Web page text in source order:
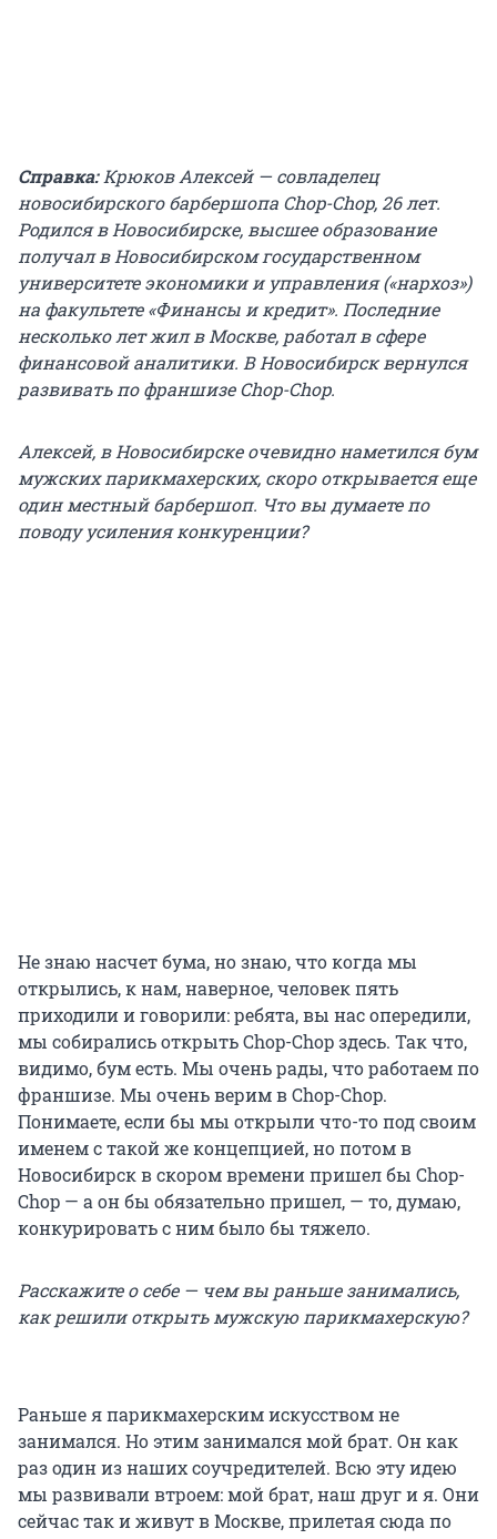
Справка:Крюков Алексей — совладелец
новосибирского барбершопа Chop-Chop, 26 лет.
Родился в Новосибирске, высшее образование
получал в Новосибирском государственном
университете экономики и управления («нархоз»)
на факультете «Финансы и кредит». Последние
несколько лет жил в Москве, работал в сфере
финансовой аналитики. В Новосибирск вернулся
развивать по франшизе Chop-Chop.
Алексей, в Новосибирске очевидно наметился бум
мужских парикмахерских, скоро открывается еще
один местный барбершоп. Что вы думаете по
поводу усиления конкуренции?
Не знаю насчет бума, но знаю, что когда мы
открылись, к нам, наверное, человек пять
приходили и говорили: ребята, вы нас опередили,
мы собирались открыть Chop-Chop здесь. Так что,
видимо, бум есть. Мы очень рады, что работаем по
франшизе. Мы очень верим в Chop-Chop.
Понимаете, если бы мы открыли что-то под своим
именем с такой же концепцией, но потом в
Новосибирск в скором времени пришел бы Chop-
Chop — а он бы обязательно пришел, — то, думаю,
конкурировать с ним было бы тяжело.
Расскажите о себе — чем вы раньше занимались,
как решили открыть мужскую парикмахерскую?
Раньше я парикмахерским искусством не
занимался. Но этим занимался мой брат. Он как
раз один из наших соучредителей. Всю эту идею
мы развивали втроем: мой брат, наш друг и я. Они
сейчас так и живут в Москве, прилетая сюда по